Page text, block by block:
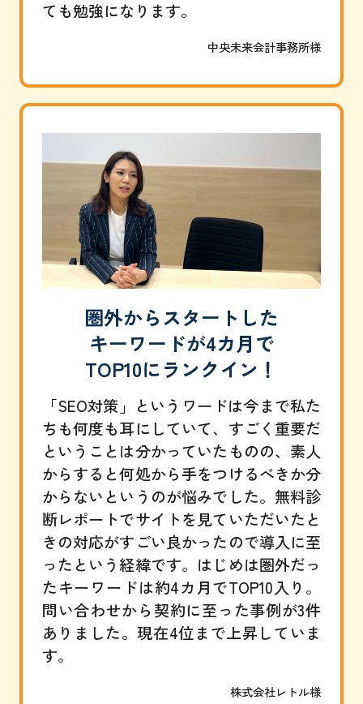
ても勉強になります。
中央未来会計事務所様
圏外からスタートした
キーワードが4カ月で
TOP10にランクイン！
「SEO対策」というワードは今まで私た
ちも何度も耳にしていて、すごく重要だ
ということは分かっていたものの、素人
からすると何処から手をつけるべきか分
からないというのが悩みでした。無料診
断レポートでサイトを見ていただいたと
きの対応がすごい良かったので導入に至
ったという経緯です。はじめは圏外だっ
たキーワードは約4カ月でTOP10入り。
問い合わせから契約に至った事例が3件
ありました。現在4位まで上昇していま
す。
株式会社レトル様